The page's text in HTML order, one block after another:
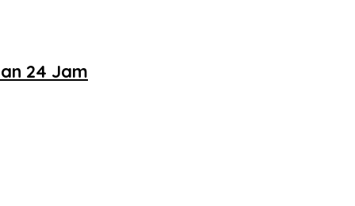
24 Jam